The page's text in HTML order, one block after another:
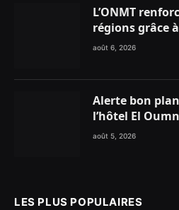
L’ONMT
régions grâce
aérienne
août 6, 2026
Alerte bon
l’hôtel El
enflammer le
août 5, 2026
LES PLUS POPULAIRES